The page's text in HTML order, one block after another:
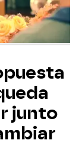
junto